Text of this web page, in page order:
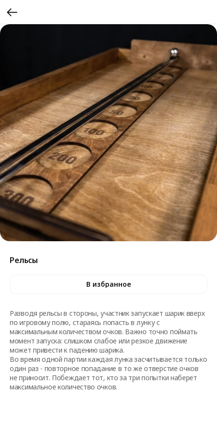
Рельсы
В избранное
Разводя рельсы в стороны, участник запускает шарик вверх
по игровому полю, стараясь попасть в лунку с
максимальным количеством очков. Важно точно поймать
момент запуска: слишком слабое или резкое движение
может привести к падению шарика.
Во время одной партии каждая лунка засчитывается только
один раз - повторное попадание в то же отверстие очков
не приносит. Побеждает тот, кто за три попытки наберет
максимальное количество очков.